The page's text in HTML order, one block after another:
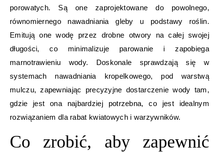
porowatych. Są one zaprojektowane do powolnego,
równomiernego nawadniania gleby u podstawy roślin.
Emitują one wodę przez drobne otwory na całej swojej
długości, co minimalizuje parowanie i zapobiega
marnotrawieniu wody. Doskonale sprawdzają się w
systemach nawadniania kropelkowego, pod warstwą
mulczu, zapewniając precyzyjne dostarczenie wody tam,
gdzie jest ona najbardziej potrzebna, co jest idealnym
rozwiązaniem dla rabat kwiatowych i warzywników.
Co zrobić, aby zapewnić